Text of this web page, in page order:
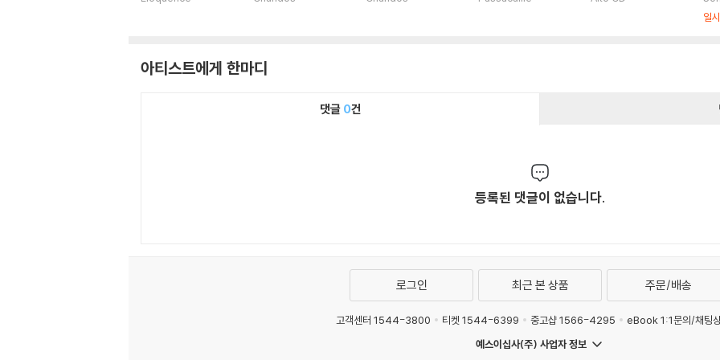
일
아티스트에게 한마디
댓글 0건
등록된 댓글이 없습니다.
로그인 최근 본 상품 주문/배송
고객센터 1544-3800 티켓 1544-6399 중고샵 1566-4295
eBook 1:1문의/채팅
예스이십사(주) 사업자 정보